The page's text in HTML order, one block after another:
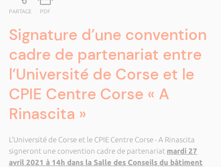
PARTAGE PDF
Signature d’une convention
cadre de partenariat entre
l’Université de Corse et le
CPIE Centre Corse « A
Rinascita »
L’Université de Corse et le CPIE Centre Corse - A Rinascita
signeront une convention cadre de partenariat mardi 27
avril 2021 à 14h dans la Salle des Conseils du bâtiment